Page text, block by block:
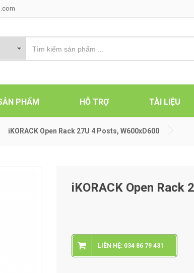
PHẨM HỖ TRỢ TÀI LIỆU
iKORACK Open Rack 27U 4 Posts, W600xD600
iKORACK Open Rack
LIÊN HỆ: 034 86 79 431